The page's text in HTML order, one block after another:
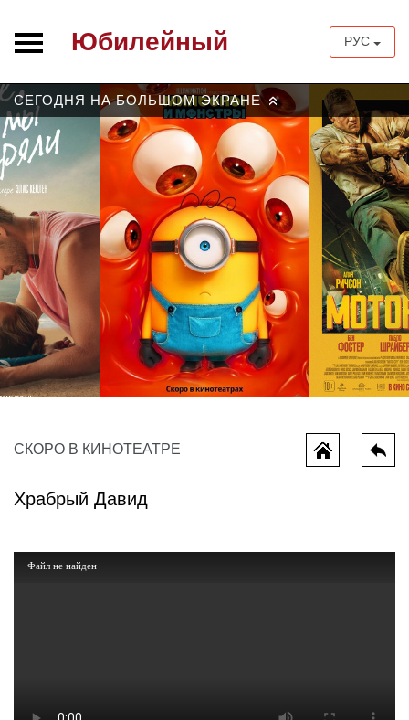
Юбилейный РУС
СЕГОДНЯ НА БОЛЬШОМ ЭКРАНЕ»
СКОРО В КИНОТЕАТРЕ
Храбрый Давид
Файл не найден